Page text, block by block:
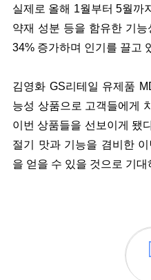
실제로 올해 1월부터 5월까
약재 성분 등을 함유한 기능
34% 증가하며 인기를 끌고
김영화 GS리테일 유제품
능성 상품으로 고객들에게
이번 상품들을 선보이게 됐
절기 맛과 기능을 겸비한
을 얻을 수 있을 것으로 기대